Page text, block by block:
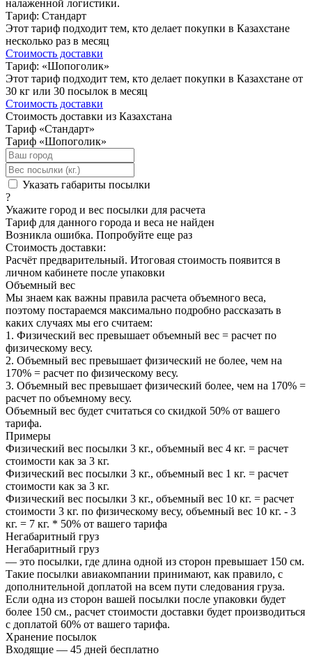
налаженной логистики.
Тариф: Стандарт
Этот тариф подходит тем, кто делает покупки в Казахстане
несколько раз в месяц
Стоимость доставки
Тариф: «Шопоголик»
Этот тариф подходит тем, кто делает покупки в Казахстане от
30 кг или 30 посылок в месяц
Стоимость доставки
Стоимость доставки из Казахстана
Тариф «Стандарт»
Тариф «Шопоголик»
Указать габариты посылки
?
Укажите город и вес посылки для расчета
Тариф для данного города и веса не найден
Возникла ошибка. Попробуйте еще раз
Стоимость доставки:
Расчёт предварительный. Итоговая стоимость появится в
личном кабинете после упаковки
Объемный вес
Мы знаем как важны правила расчета объемного веса,
поэтому постараемся максимально подробно рассказать в
каких случаях мы его считаем:
1. Физический вес превышает объемный вес = расчет по
физическому весу.
2. Объемный вес превышает физический не более, чем на
170% = расчет по физическому весу.
3. Объемный вес превышает физический более, чем на 170% =
расчет по объемному весу.
Объемный вес будет считаться со скидкой 50% от вашего
тарифа.
Примеры
Физический вес посылки 3 кг., объемный вес 4 кг. = расчет
стоимости как за 3 кг.
Физический вес посылки 3 кг., объемный вес 1 кг. = расчет
стоимости как за 3 кг.
Физический вес посылки 3 кг., объемный вес 10 кг. = расчет
стоимости 3 кг. по физическому весу, объемный вес 10 кг. - 3
кг. = 7 кг. * 50% от вашего тарифа
Негабаритный груз
Негабаритный груз
— это посылки, где длина одной из сторон превышает 150 см.
Такие посылки авиакомпании принимают, как правило, с
дополнительной доплатой на всем пути следования груза.
Если одна из сторон вашей посылки после упаковки будет
более 150 см., расчет стоимости доставки будет производиться
с доплатой 60% от вашего тарифа.
Хранение посылок
Входящие — 45 дней бесплатно